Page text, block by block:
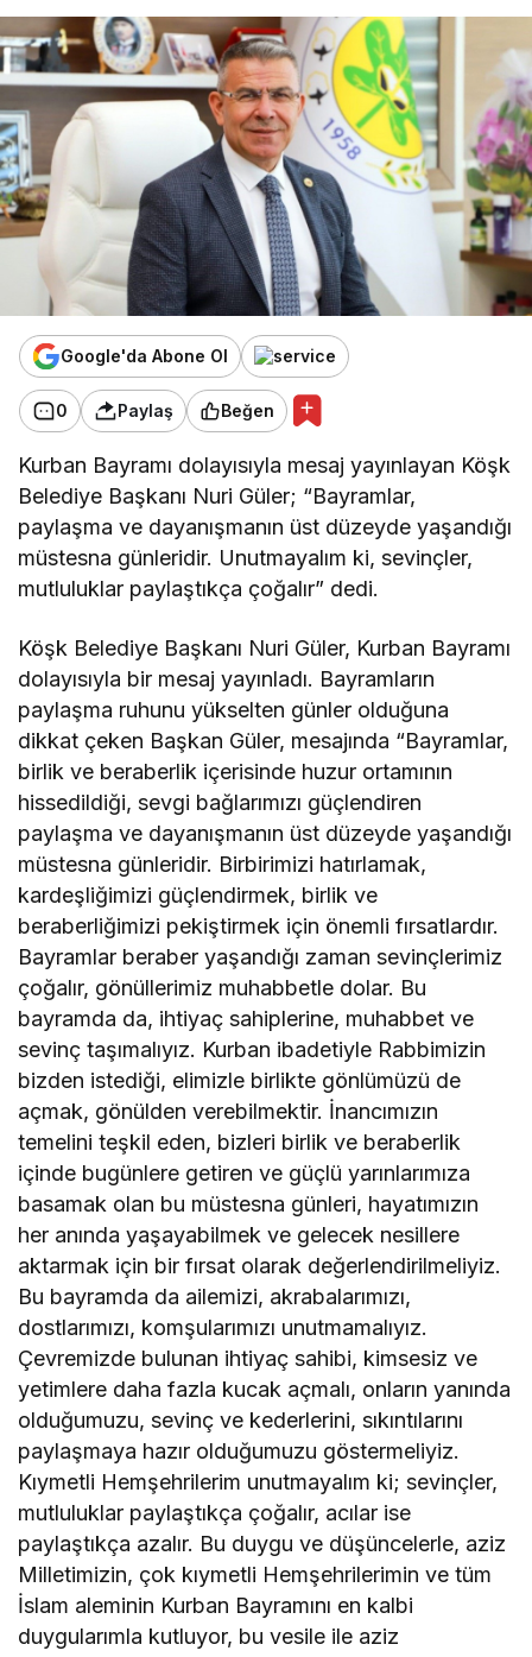
Google'da Abone Ol
0 Paylaş Beğen
Kurban Bayramı dolayısıyla mesaj yayınlayan Köşk
Belediye Başkanı Nuri Güler; “Bayramlar,
paylaşma ve dayanışmanın üst düzeyde yaşandığı
müstesna günleridir. Unutmayalım ki, sevinçler,
mutluluklar paylaştıkça çoğalır” dedi.
Köşk Belediye Başkanı Nuri Güler, Kurban Bayramı
dolayısıyla bir mesaj yayınladı. Bayramların
paylaşma ruhunu yükselten günler olduğuna
dikkat çeken Başkan Güler, mesajında “Bayramlar,
birlik ve beraberlik içerisinde huzur ortamının
hissedildiği, sevgi bağlarımızı güçlendiren
paylaşma ve dayanışmanın üst düzeyde yaşandığı
müstesna günleridir. Birbirimizi hatırlamak,
kardeşliğimizi güçlendirmek, birlik ve
beraberliğimizi pekiştirmek için önemli fırsatlardır.
Bayramlar beraber yaşandığı zaman sevinçlerimiz
çoğalır, gönüllerimiz muhabbetle dolar. Bu
bayramda da, ihtiyaç sahiplerine, muhabbet ve
sevinç taşımalıyız. Kurban ibadetiyle Rabbimizin
bizden istediği, elimizle birlikte gönlümüzü de
açmak, gönülden verebilmektir. İnancımızın
temelini teşkil eden, bizleri birlik ve beraberlik
içinde bugünlere getiren ve güçlü yarınlarımıza
basamak olan bu müstesna günleri, hayatımızın
her anında yaşayabilmek ve gelecek nesillere
aktarmak için bir fırsat olarak değerlendirilmeliyiz.
Bu bayramda da ailemizi, akrabalarımızı,
dostlarımızı, komşularımızı unutmamalıyız.
Çevremizde bulunan ihtiyaç sahibi, kimsesiz ve
yetimlere daha fazla kucak açmalı, onların yanında
olduğumuzu, sevinç ve kederlerini, sıkıntılarını
paylaşmaya hazır olduğumuzu göstermeliyiz.
Kıymetli Hemşehrilerim unutmayalım ki; sevinçler,
mutluluklar paylaştıkça çoğalır, acılar ise
paylaştıkça azalır. Bu duygu ve düşüncelerle, aziz
Milletimizin, çok kıymetli Hemşehrilerimin ve tüm
İslam aleminin Kurban Bayramını en kalbi
duygularımla kutluyor, bu vesile ile aziz